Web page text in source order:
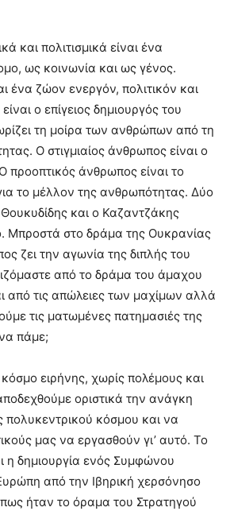
και πολιτισμικά είναι ένα
ως κοινωνία και ως γένος.
ένα ζώον ενεργόν, πολιτικόν και
ο επίγειος δημιουργός του
τη μοίρα των ανθρώπων από τη
Ο στιγμιαίος άνθρωπος είναι ο
άνθρωπος είναι το
το μέλλον της ανθρωπότητας. Δύο
και ο Καζαντζάκης
Μπροστά στο δράμα της Ουκρανίας
ζει την αγωνία της διπλής του
από το δράμα του άμαχου
από τις απώλειες των μαχίμων αλλά
τις ματωμένες πατημασιές της
πάμε;
ειρήνης, χωρίς πολέμους και
οριστικά την ανάγκη
κόσμου και να
μας να εργασθούν γι’ αυτό. Το
η δημιουργία ενός Συμφώνου
από την Ιβηρική χερσόνησο
ήταν το όραμα του Στρατηγού